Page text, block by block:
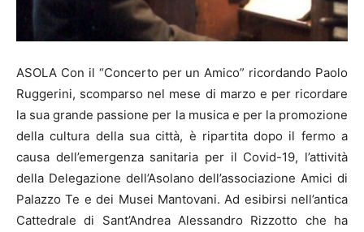
ASOLA Con il “Concerto per un Amico” ricordando Paolo
Ruggerini, scomparso nel mese di marzo e per ricordare
la sua grande passione per la musica e per la promozione
della cultura della sua città, è ripartita dopo il fermo a
causa dell’emergenza sanitaria per il Covid-19, l’attività
della Delegazione dell’Asolano dell’associazione Amici di
Palazzo Te e dei Musei Mantovani. Ad esibirsi nell’antica
Cattedrale di Sant’Andrea Alessandro Rizzotto che ha